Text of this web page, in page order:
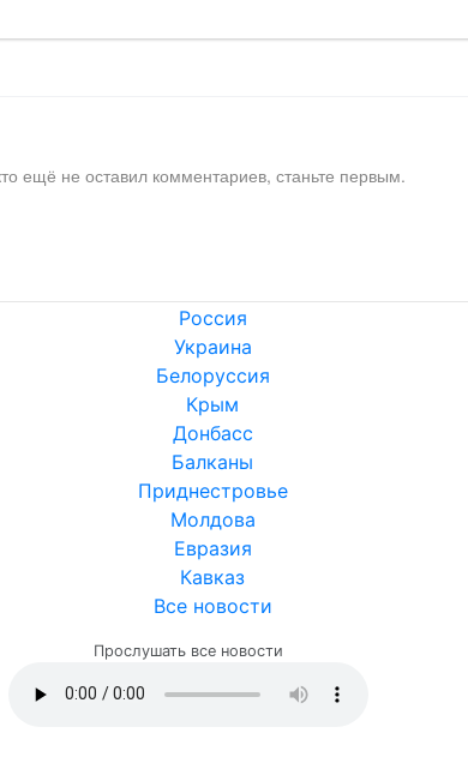
ещё не оставил комментариев, станьте первым.
Россия
Украина
Белоруссия
Крым
Донбасс
Балканы
Приднестровье
Молдова
Евразия
Кавказ
Все новости
Прослушать все новости